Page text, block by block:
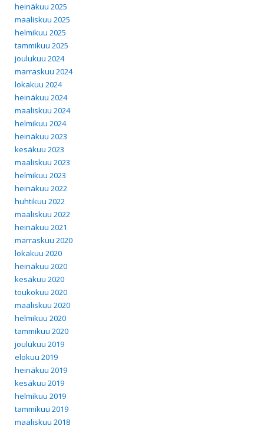
heinäkuu 2025
maaliskuu 2025
helmikuu 2025
tammikuu 2025
joulukuu 2024
marraskuu 2024
lokakuu 2024
heinäkuu 2024
maaliskuu 2024
helmikuu 2024
heinäkuu 2023
kesäkuu 2023
maaliskuu 2023
helmikuu 2023
heinäkuu 2022
huhtikuu 2022
maaliskuu 2022
heinäkuu 2021
marraskuu 2020
lokakuu 2020
heinäkuu 2020
kesäkuu 2020
toukokuu 2020
maaliskuu 2020
helmikuu 2020
tammikuu 2020
joulukuu 2019
elokuu 2019
heinäkuu 2019
kesäkuu 2019
helmikuu 2019
tammikuu 2019
maaliskuu 2018